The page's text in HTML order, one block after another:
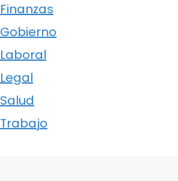
Finanzas
Gobierno
Laboral
Legal
Salud
Trabajo